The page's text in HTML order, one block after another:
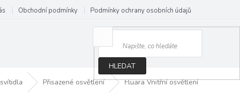
Obchodní podmínky Podmínky ochrany osobních údajů
HLEDAT
Přisazené osvětlení Fluara Vnitřní osvětlení